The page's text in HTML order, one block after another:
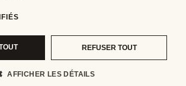
REFUSER TOUT
AFFICHER LES DÉTAILS